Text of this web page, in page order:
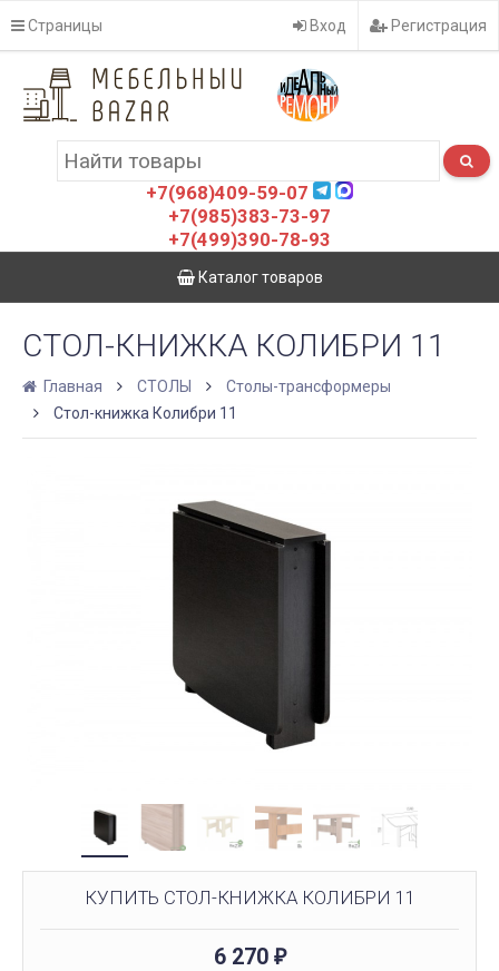
Страницы Вход Регистрация
+7(968)409-59-07
+7(985)383-73-97
+7(499)390-78-93
Каталог товаров
СТОЛ-КНИЖКА КОЛИБРИ 11
Главная СТОЛЫ
Столы-трансформеры
Стол-книжка Колибри 11
КУПИТЬ СТОЛ-КНИЖКА КОЛИБРИ 11
6 270 ₽